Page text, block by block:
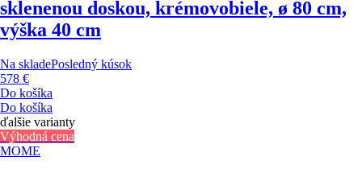
sklenenou doskou, krémovobiele, ø 80 cm,
výška 40 cm
Na skladePosledný kúsok
578 €
Do košíka
Do košíka
ďalšie varianty
Výhodná cena
MOME